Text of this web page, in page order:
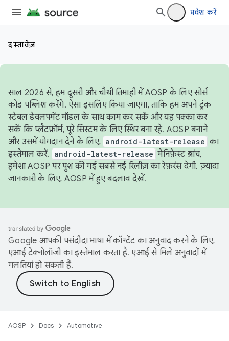
प्रवेश करें
दस्तावेज़
साल 2026 से, हम दूसरी और चौथी तिमाही में AOSP के लिए सोर्स
कोड पब्लिश करेंगे. ऐसा इसलिए किया जाएगा, ताकि हम अपने ट्रंक
स्टेबल डेवलपमेंट मॉडल के साथ काम कर सकें और यह पक्का कर
सकें कि प्लैटफ़ॉर्म, पूरे सिस्टम के लिए स्थिर बना रहे. AOSP बनाने
और उसमें योगदान देने के लिए, android-latest-release का
इस्तेमाल करें.
android-latest-release मेनिफ़ेस्ट ब्रांच,
हमेशा AOSP पर पुश की गई सबसे नई रिलीज़ का रेफ़रंस देगी. ज़्यादा
जानकारी के लिए, AOSP में हुए बदलावदेखें.
Google आपकी पसंदीदा भाषा में कॉन्टेंट का अनुवाद करने के लिए,
एआई टेक्नोलॉजी का इस्तेमाल करता है. एआई से मिले अनुवादों में
गलतियां हो सकती हैं.
AOSP Docs Automotive